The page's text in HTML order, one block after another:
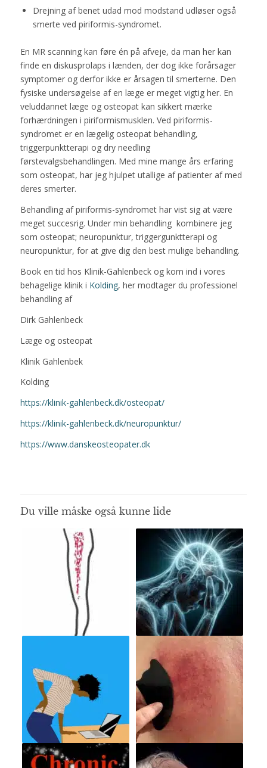
Drejning af benet udad mod modstand udløser også
smerte ved piriformis-syndromet.
En MR scanning kan føre én på afveje, da man her kan
finde en diskusprolaps i lænden, der dog ikke forårsager
symptomer og derfor ikke er årsagen til smerterne. Den
fysiske undersøgelse af en læge er meget vigtig her. En
veluddannet læge og osteopat kan sikkert mærke
forhærdningen i piriformismusklen. Ved piriformis-
syndromet er en lægelig osteopat behandling,
triggerpunktterapi og dry needling
førstevalgsbehandlingen. Med mine mange års erfaring
som osteopat, har jeg hjulpet utallige af patienter af med
deres smerter.
Behandling af piriformis-syndromet har vist sig at være
meget succesrig. Under min behandling kombinere jeg
som osteopat; neuropunktur, triggergunktterapi og
neuropunktur, for at give dig den best mulige behandling.
Book en tid hos Klinik-Gahlenbeck og kom ind i vores
behagelige klinik i Kolding, her modtager du professionel
behandling af
Dirk Gahlenbeck
Læge og osteopat
Klinik Gahlenbek
Kolding
https://klinik-gahlenbeck.dk/osteopat/
https://klinik-gahlenbeck.dk/neuropunktur/
https://www.danskeosteopater.dk
Du ville måske også kunne lide